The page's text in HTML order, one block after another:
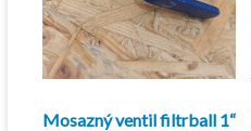
Mosazný ventil filtrball 1“